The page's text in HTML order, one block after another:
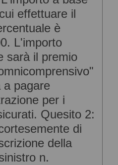
effettuare il
è
L'importo
sarà il premio
a pagare
per i
Quesito 2:
di
della
n.